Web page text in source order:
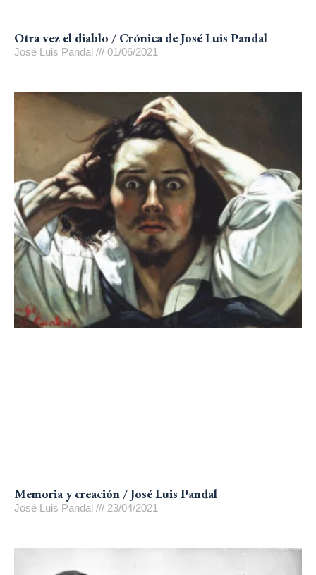
Otra vez el diablo / Crónica de José Luis Pandal
José Luis Pandal 01/06/2021
Memoria y creación / José Luis Pandal
José Luis Pandal 23/04/2021